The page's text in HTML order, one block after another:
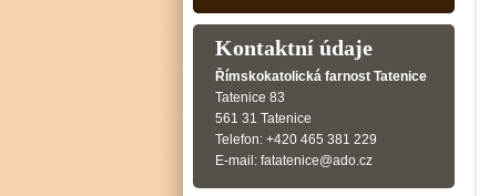
Kontaktní údaje
Římskokatolická farnost Tatenice
Tatenice 83
561 31 Tatenice
Telefon: +420 465 381 229
E-mail: fatatenice@ado.cz